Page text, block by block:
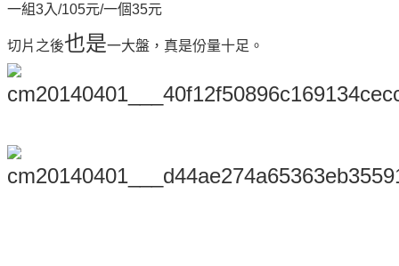
一組3入/105元/一個35元
切片之後也是一大盤，真是份量十足。